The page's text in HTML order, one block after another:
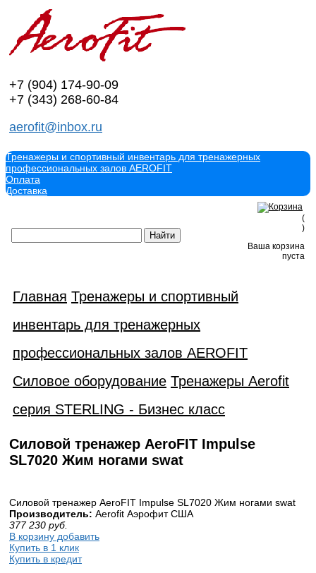
+7 (904) 174-90-09
+7 (343) 268-60-84
aerofit@inbox.ru
Тренажеры и спортивный инвентарь для тренажерных
профессиональных залов AEROFIT
Оплата
Доставка
(
)
Ваша корзина
пуста
Главная Тренажеры и спортивный
инвентарь для тренажерных
профессиональных залов AEROFIT
Силовое оборудование Тренажеры Aerofit
серия STERLING - Бизнес класс
Силовой тренажер AeroFIT Impulse
SL7020 Жим ногами swat
Силовой тренажер AeroFIT Impulse SL7020 Жим ногами swat
Производитель: Aerofit Аэрофит США
377 230 руб.
В корзину добавить
Купить в 1 клик
Купить в кредит